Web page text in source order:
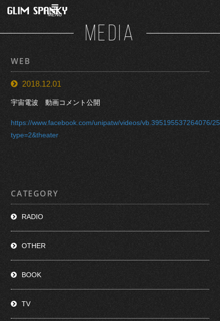
MENU
MEDIA
WEB
2018.12.01
宇宙電波 動画コメント公開
https://www.facebook.com/unipatw/videos/vb.395195537264076/
type=2&theater
CATEGORY
RADIO
OTHER
BOOK
TV